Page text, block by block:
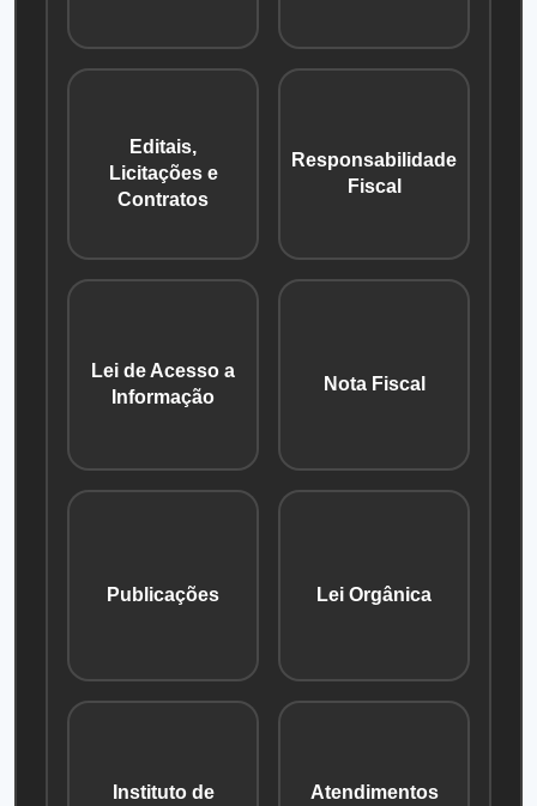
Editais,
Licitações e
Contratos
Responsabilidade
Fiscal
Lei de Acesso a
Informação
Nota Fiscal
Publicações Lei Orgânica
Instituto de
Atendimentos